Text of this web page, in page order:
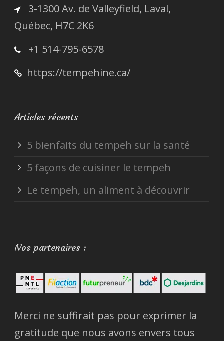
3-1300 Av. de Valleyfield, Laval,
Québec, H7C 2K6
+1 514-795-6578
https://tempehine.ca/
Articles récents
5 bienfaits du tempeh sur la santé
5 façons de cuisiner le tempeh
Le tempeh, un aliment à découvrir
Nos partenaires :
Merci ne suffirait pas pour exprimer la
gratitude que nous avons envers tous